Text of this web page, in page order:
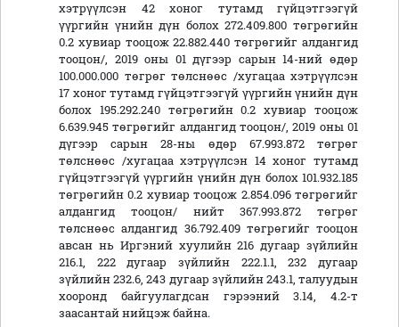
хэтрүүлсэн 42 хоног тутамд гүйцэтгээгүй
үүргийн үнийн дүн болох 272.409.800 төгрөгийн
0.2 хувиар тооцож 22.882.440 төгрөгийг алдангид
тооцон/, 2019 оны 01 дүгээр сарын 14-ний өдөр
100.000.000 төгрөг төлснөөс /хугацаа хэтрүүлсэн
17 хоног тутамд гүйцэтгээгүй үүргийн үнийн дүн
болох 195.292.240 төгрөгийн 0.2 хувиар тооцож
6.639.945 төгрөгийг алдангид тооцон/, 2019 оны 01
дүгээр сарын 28-ны өдөр 67.993.872 төгрөг
төлснөөс /хугацаа хэтрүүлсэн 14 хоног тутамд
гүйцэтгээгүй үүргийн үнийн дүн болох 101.932.185
төгрөгийн 0.2 хувиар тооцож 2.854.096 төгрөгийг
алдангид тооцон/ нийт 367.993.872 төгрөг
төлснөөс алдангид 36.792.409 төгрөгийг тооцон
авсан нь Иргэний хуулийн 216 дугаар зүйлийн
216.1, 222 дугаар зүйлийн 222.1.1, 232 дугаар
зүйлийн 232.6, 243 дугаар зүйлийн 243.1, талуудын
хооронд байгуулагдсан гэрээний 3.14, 4.2-т
заасантай нийцэж байна.